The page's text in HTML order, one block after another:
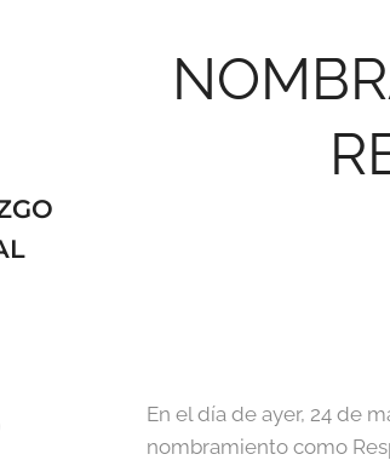
En el día de ayer, 24 de
nombramiento como